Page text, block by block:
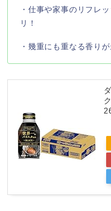
・仕事や家事のリフレ
リ！
・幾重にも重なる香りが